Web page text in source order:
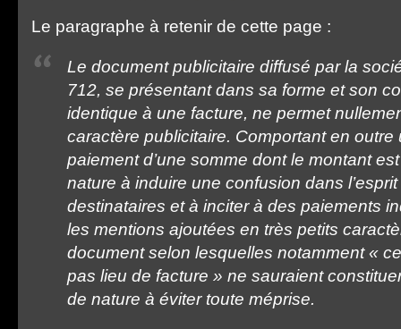
Le paragraphe à retenir de cette page :
Le document publicitaire diffusé par la
712, se présentant dans sa forme et son
identique à une facture, ne permet
caractère publicitaire. Comportant en outre
paiement d’une somme dont le montant
nature à induire une confusion dans
destinataires et à inciter à des paiements
les mentions ajoutées en très petits
document selon lesquelles notamment «
pas lieu de facture » ne sauraient
de nature à éviter toute méprise.